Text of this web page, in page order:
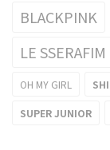
BLACKPINK
LE SSERAFIM
OH MY GIRL
SUPER JUNIOR